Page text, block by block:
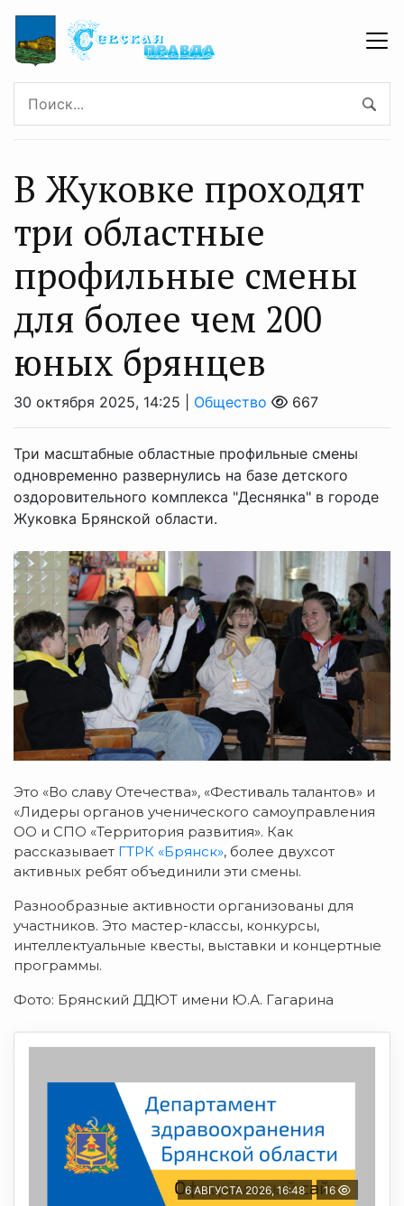
В Жуковке проходят
три областные
профильные смены
для более чем 200
юных брянцев
30 октября 2025, 14:25 | Общество 667
Три масштабные областные профильные смены
одновременно развернулись на базе детского
оздоровительного комплекса "Деснянка" в городе
Жуковка Брянской области.
Это «Во славу Отечества», «Фестиваль талантов» и
«Лидеры органов ученического самоуправления
ОО и СПО «Территория развития». Как
рассказывает ГТРК «Брянск», более двухсот
активных ребят объединили эти смены.
Разнообразные активности организованы для
участников. Это мастер-классы, конкурсы,
интеллектуальные квесты, выставки и концертные
программы.
Фото: Брянский ДДЮТ имени Ю.А. Гагарина
6 АВГУСТА 2026, 16:48 16